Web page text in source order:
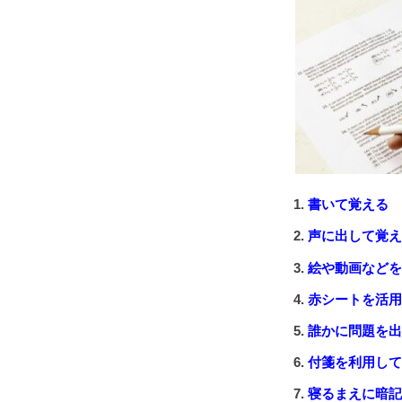
書いて覚える
声に出して覚
絵や動画など
赤シートを活
誰かに問題を
付箋を利用し
寝るまえに暗